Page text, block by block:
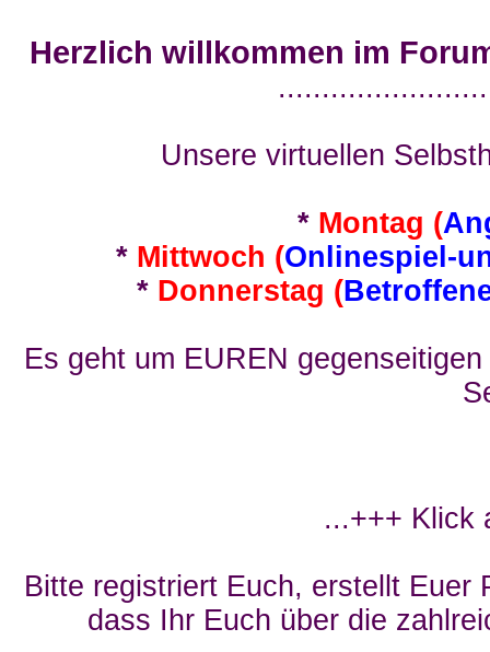
Herzlich willkommen im
Unsere virtuellen
* Montag (
* Mittwoch (Onlinespiel-
* Donnerstag (
Es geht um EUREN
...+++ Klick
Bitte registriert Euch, erstellt Euer
dass Ihr Euch über die